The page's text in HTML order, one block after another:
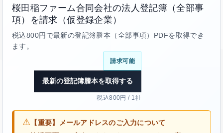
桜田稲ファーム合同会社の法人登記簿（全部事
項）を請求（仮登録企業）
税込800円で最新の登記簿謄本（全部事項）PDFを取得でき
ます。
請求可能
最新の登記簿謄本を取得する
税込800円 / 1社
⚠ 【重要】メールアドレスのご入力について